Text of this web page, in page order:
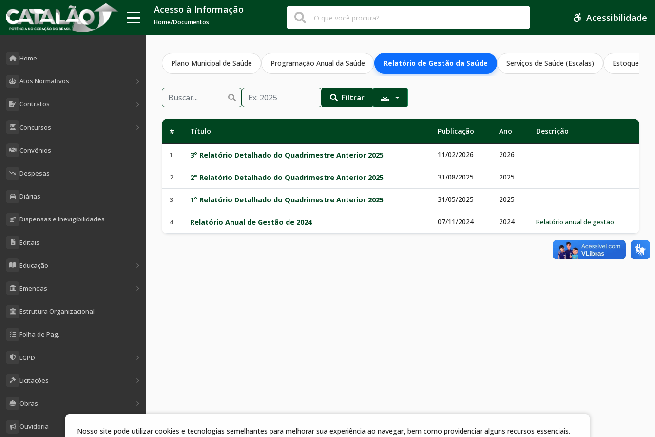
Home
Atos Normativos
Contratos
Concursos
Convênios
Despesas
Diárias
Dispensas e Inexigibilidades
Editais
Educação
Emendas
Estrutura Organizacional
Folha de Pag.
LGPD
Licitações
Obras
Ouvidoria
Acesso à Informação
Home/Documentos Acessibilidade
Plano Municipal de Saúde Programação Anual da Saúde Relatório de Gestão da Saúde Serviços de Saúde (Escalas) Estoques de
Filtrar
# Título Publicação Ano Descrição
1 3° Relatório Detalhado do Quadrimestre Anterior 2025 11/02/2026 2026
2 2° Relatório Detalhado do Quadrimestre Anterior 2025 31/08/2025 2025
3 1° Relatório Detalhado do Quadrimestre Anterior 2025 31/05/2025 2025
4 Relatório Anual de Gestão de 2024 07/11/2024 2024 Relatório anual de gestão
Nosso site pode utilizar cookies e tecnologias semelhantes para melhorar sua experiência ao navegar, bem como providenciar alguns recursos essenciais.